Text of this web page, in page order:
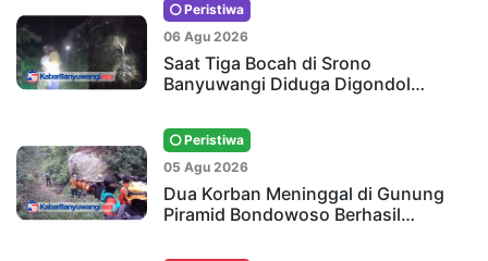
Peristiwa
06 Agu 2026
Saat Tiga Bocah di Srono
Banyuwangi Diduga Digondol…
Peristiwa
05 Agu 2026
Dua Korban Meninggal di Gunung
Piramid Bondowoso Berhasil…